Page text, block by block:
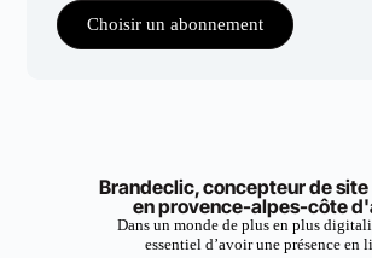
Choisir un abonnement
Brandeclic, concepteur de
en provence-alpes-côte
Dans un monde de plus en plus
essentiel d’avoir une présence en